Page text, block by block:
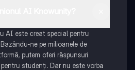
AI este creat special pentru
ne pe milioanele de
putem oferi răspunsuri
studenți. Dar nu este vorba